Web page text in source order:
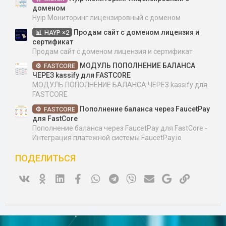
доменом
Hyip Мониторинг лицензировный с доменом
HAYP ×2
Продам сайт с доменом лицензия и
сертификат
Продам сайт с доменом лицензия и сертификат
FASTCORE
МОДУЛЬ ПОПОЛНЕНИЕ БАЛАНСА
ЧЕРЕЗ kassify для FASTCORE
МОДУЛЬ ПОПОЛНЕНИЕ БАЛАНСА ЧЕРЕЗ kassify для
FASTCORE
FASTCORE
Пополнение баланса через FaucetPay
для FastCore
Пополнение баланса через FaucetPay для FastCore -
Интеграция платежной системы FaucetPay.io
ПОДЕЛИТЬСЯ
Ok Linked InFacebookWhatsAppTelegram
Viber Электронная почта
Google